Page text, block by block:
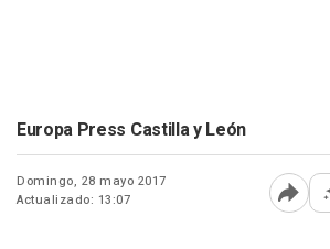
Europa Press Castilla y León
Domingo, 28 mayo 2017
Actualizado: 13:07